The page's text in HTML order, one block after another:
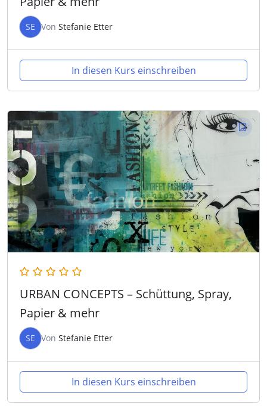
SE Von Stefanie Etter
In diesen Kurs einschreiben
URBAN CONCEPTS – Schüttung, Spray,
Papier & mehr
SE Von Stefanie Etter
In diesen Kurs einschreiben